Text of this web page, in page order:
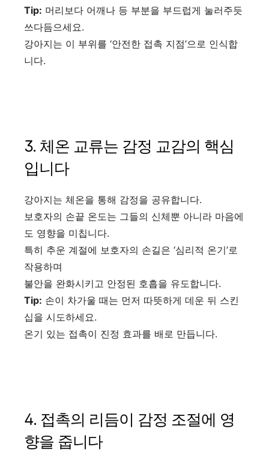
Tip: 머리보다 어깨나 등 부분을 부드럽게 눌러주듯
쓰다듬으세요.
강아지는 이 부위를 ‘안전한 접촉 지점’으로 인식합
니다.
3. 체온 교류는 감정 교감의 핵심
입니다
강아지는 체온을 통해 감정을 공유합니다.
보호자의 손끝 온도는 그들의 신체뿐 아니라 마음에
도 영향을 미칩니다.
특히 추운 계절에 보호자의 손길은 ‘심리적 온기’로
작용하며
불안을 완화시키고 안정된 호흡을 유도합니다.
Tip: 손이 차가울 때는 먼저 따뜻하게 데운 뒤 스킨
십을 시도하세요.
온기 있는 접촉이 진정 효과를 배로 만듭니다.
4. 접촉의 리듬이 감정 조절에 영
향을 줍니다